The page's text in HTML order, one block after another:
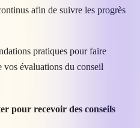
afin de suivre les progrès
pratiques pour faire
évaluations du conseil
pour recevoir des conseils